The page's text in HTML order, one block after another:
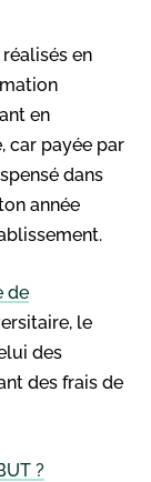
en
en
car payée par
dans
année
de
le
des
des frais de
?